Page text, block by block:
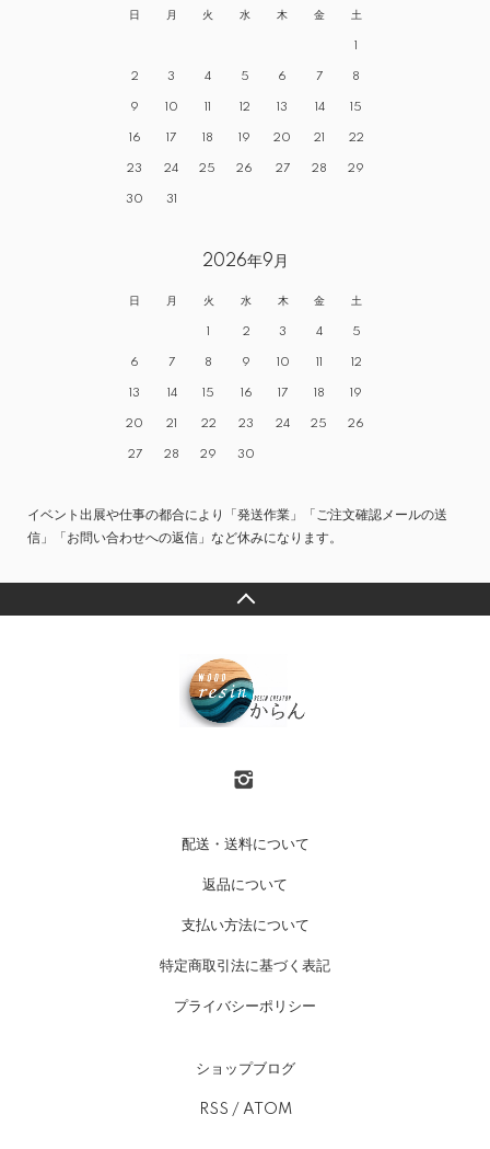
日 月 火 水 木 金 土
1
2 3 4 5 6 7 8
9 10 11 12 13 14 15
16 17 18 19 20 21 22
23 24 25 26 27 28 29
30 31
2026年9月
日 月 火 水 木 金 土
1 2 3 4 5
6 7 8 9 10 11 12
13 14 15 16 17 18 19
20 21 22 23 24 25 26
27 28 29 30
イベント出展や仕事の都合により「発送作業」「ご注文確認メールの送
信」「お問い合わせへの返信」など休みになります。
配送・送料について
返品について
支払い方法について
特定商取引法に基づく表記
プライバシーポリシー
ショップブログ
RSS / ATOM